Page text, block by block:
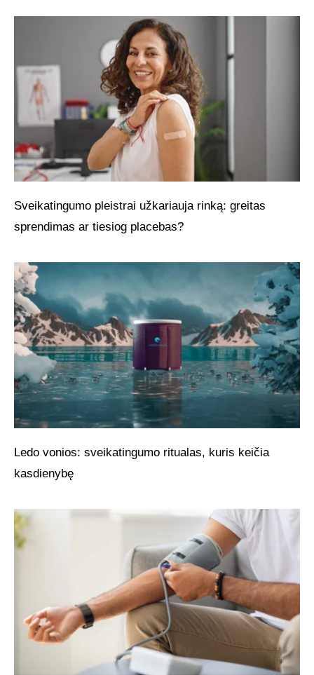
Sveikatingumo pleistrai užkariauja rinką: greitas
sprendimas ar tiesiog placebas?
Ledo vonios: sveikatingumo ritualas, kuris keičia
kasdienybę